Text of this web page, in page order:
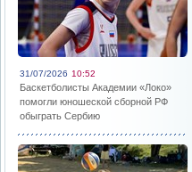
31/07/2026 10:52
Баскетболисты Академии «Локо»
помогли юношеской сборной РФ
обыграть Сербию